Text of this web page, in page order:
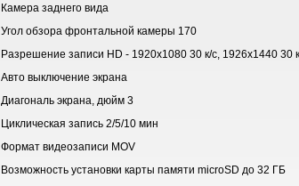
Камера заднего вида
Угол обзора фронтальной камеры 170
Разрешение записи HD - 1920x1080 30 к/с, 1926x1440 30
Авто выключение экрана
Диагональ экрана, дюйм 3
Циклическая запись 2/5/10 мин
Формат видеозаписи MOV
Возможность установки карты памяти microSD до 32 ГБ